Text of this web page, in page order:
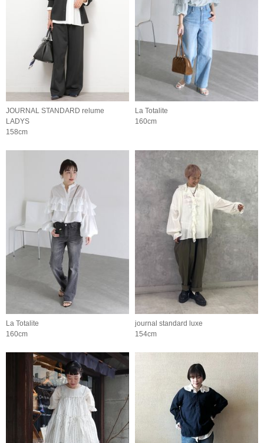
JOURNAL STANDARD relume
LADYS
158cm
La Totalite
160cm
La Totalite
160cm
journal standard luxe
154cm